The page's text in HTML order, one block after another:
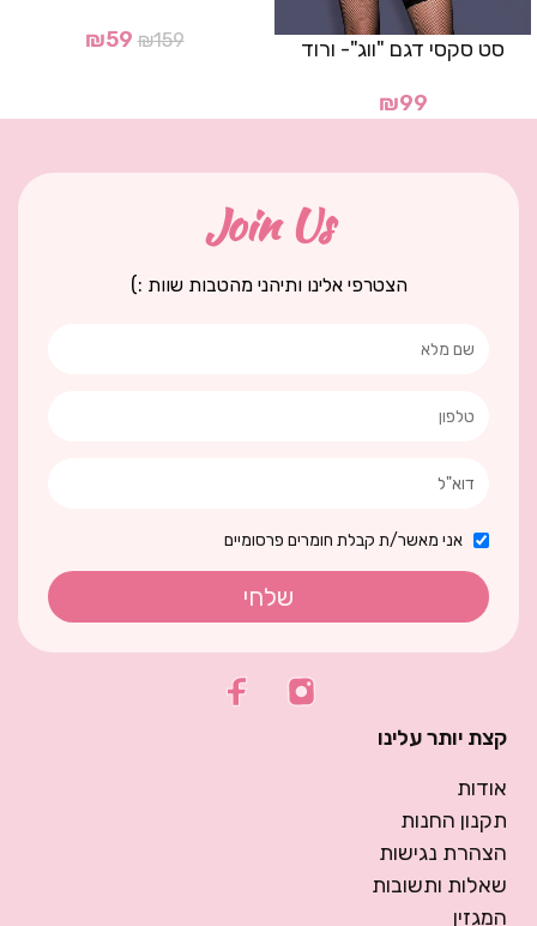
סט סקסי דגם "ווג"- ורוד
₪99
₪159
₪59
Join Us
הצטרפי אלינו ותיהני מהטבות שוות :)
אני מאשר/ת קבלת חומרים פרסומיים
שלחי
קצת יותר עלינו
אודות
תקנון החנות
הצהרת נגישות
שאלות ותשובות
המגזין